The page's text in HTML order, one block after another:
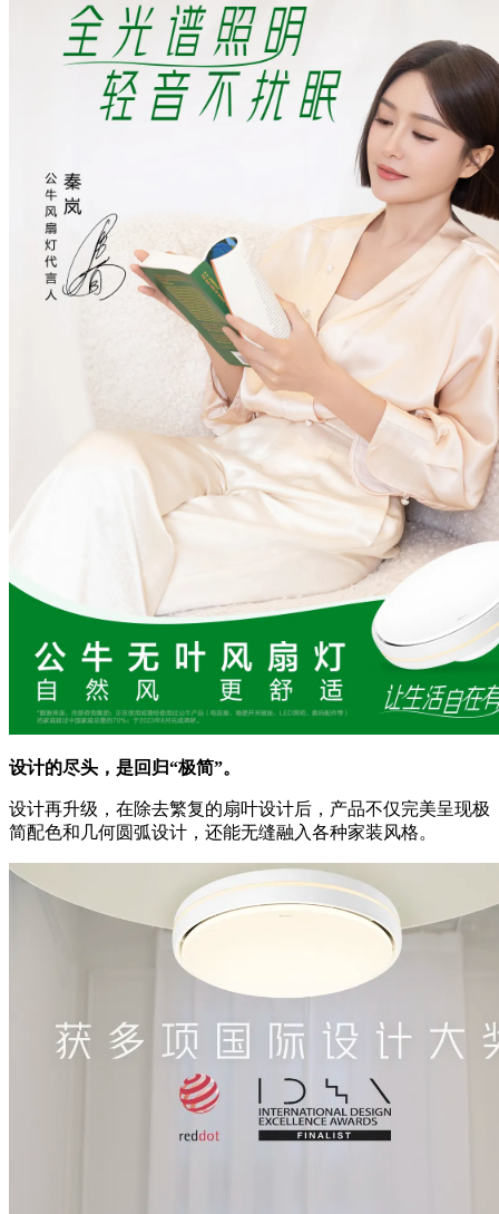
设计的尽头，是回归“极简”。
设计再升级，在除去繁复的扇叶设计后，产品不仅完美呈现极
简配色和几何圆弧设计，还能无缝融入各种家装风格。